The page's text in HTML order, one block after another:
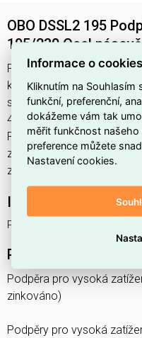
OBO DSSL2 195
195/230 Ocel
Podpěra pro vysoká
kategoriích Podlahové
systémy, nosné systémy a
4012196540952, kód
Podpěra pro vysoká
zinkováno nabízíme od 1
zatížení DSSL2 195 je
Interní název
Podpěra pro vysoká zatížení
Podrobný popis
Podpěra pro vysoká
zinkováno)
Podpěry pro vysoká
Informace o cookies
Kliknutím na
funkční, preferenční,
dokážeme vám tak
měřit funkčnost
preference můžete
Nastavení cookies.